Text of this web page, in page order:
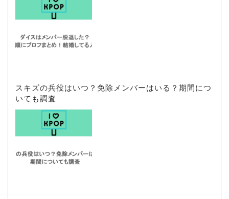
スキズの兵役はいつ？免除メンバーはいる？期間につ
いても調査